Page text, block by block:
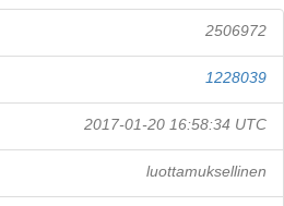
2506972
1228039
2017-01-20 16:58:34 UTC
luottamuksellinen